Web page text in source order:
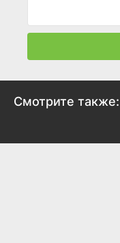
Смотрите также: